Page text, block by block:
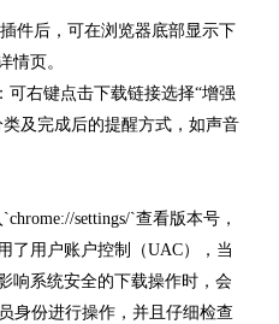
件后，可在浏览器底部显示下
情页。
可右键点击下载链接选择“增强
及完成后的提醒方式，如声音
settings/`查看版本号，
了用户账户控制（UAC），当
响系统安全的下载操作时，会
身份进行操作，并且仔细检查